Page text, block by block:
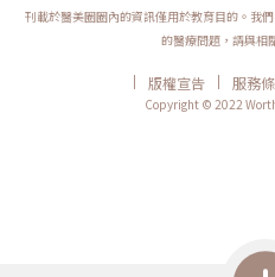
刊載於醫美圈圈內的資訊僅用於教育目的。我
的醫療問題，請與相
| 版權宣告 | 服務
Copyright © 2022